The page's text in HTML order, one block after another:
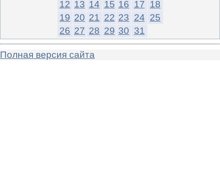
12 13 14 15 16 17 18
19 20 21 22 23 24 25
26 27 28 29 30 31
Полная версия сайта